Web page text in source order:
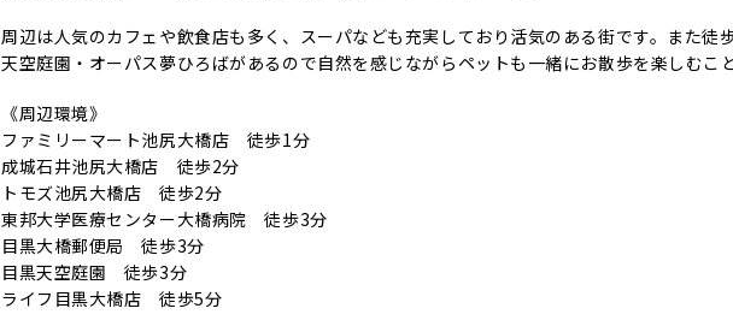
周辺は人気のカフェや飲食店も多く、スーパなども充実しており活気のある街です。また徒
天空庭園・オーパス夢ひろばがあるので自然を感じながらペットも一緒にお散歩を楽しむこ
《周辺環境》
ファミリーマート池尻大橋店 徒歩1分
成城石井池尻大橋店 徒歩2分
トモズ池尻大橋店 徒歩2分
東邦大学医療センター大橋病院 徒歩3分
目黒大橋郵便局 徒歩3分
目黒天空庭園 徒歩3分
ライフ目黒大橋店 徒歩5分